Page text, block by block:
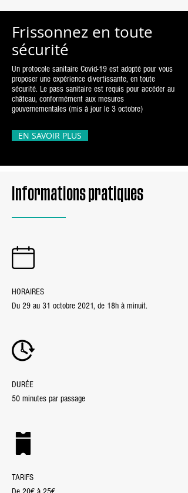
Frissonnez en toute
sécurité
Un protocole sanitaire Covid-19 est adopté pour vous
proposer une expérience divertissante, en toute
sécurité. Le pass sanitaire est requis pour accéder au
château, conformément aux mesures
gouvernementales (mis à jour le 3 octobre)
EN SAVOIR PLUS
Informations pratiques
HORAIRES
Du 29 au 31 octobre 2021, de 18h à minuit.
DURÉE
50 minutes par passage
TARIFS